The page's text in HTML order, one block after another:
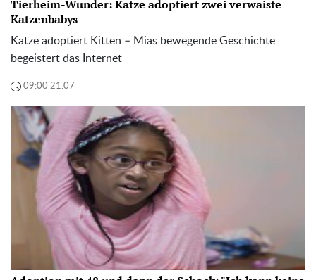
Tierheim-Wunder: Katze adoptiert zwei verwaiste
Katzenbabys
Katze adoptiert Kitten – Mias bewegende Geschichte
begeistert das Internet
09:00 21.07